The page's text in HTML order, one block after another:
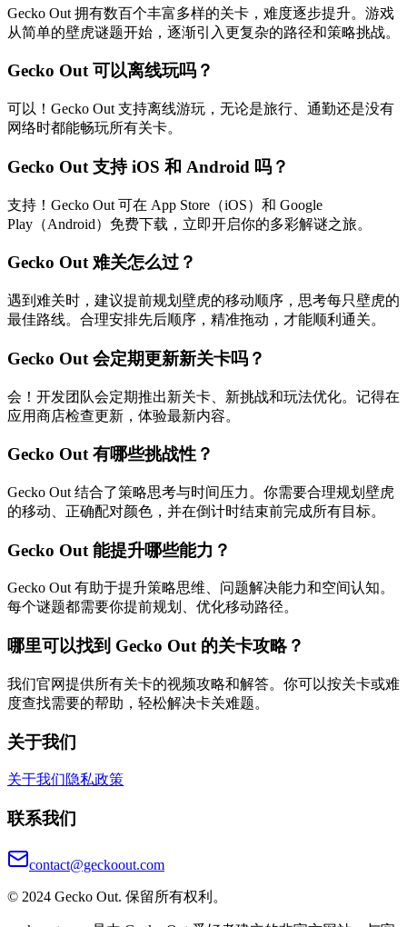
Gecko Out 拥有数百个丰富多样的关卡，难度逐步提升。游戏
从简单的壁虎谜题开始，逐渐引入更复杂的路径和策略挑战。
Gecko Out 可以离线玩吗？
可以！Gecko Out 支持离线游玩，无论是旅行、通勤还是没有
网络时都能畅玩所有关卡。
Gecko Out 支持 iOS 和 Android 吗？
支持！Gecko Out 可在 App Store（iOS）和 Google
Play（Android）免费下载，立即开启你的多彩解谜之旅。
Gecko Out 难关怎么过？
遇到难关时，建议提前规划壁虎的移动顺序，思考每只壁虎的
最佳路线。合理安排先后顺序，精准拖动，才能顺利通关。
Gecko Out 会定期更新新关卡吗？
会！开发团队会定期推出新关卡、新挑战和玩法优化。记得在
应用商店检查更新，体验最新内容。
Gecko Out 有哪些挑战性？
Gecko Out 结合了策略思考与时间压力。你需要合理规划壁虎
的移动、正确配对颜色，并在倒计时结束前完成所有目标。
Gecko Out 能提升哪些能力？
Gecko Out 有助于提升策略思维、问题解决能力和空间认知。
每个谜题都需要你提前规划、优化移动路径。
哪里可以找到 Gecko Out 的关卡攻略？
我们官网提供所有关卡的视频攻略和解答。你可以按关卡或难
度查找需要的帮助，轻松解决卡关难题。
关于我们
关于我们隐私政策
联系我们
contact@geckoout.com
© 2024 Gecko Out. 保留所有权利。